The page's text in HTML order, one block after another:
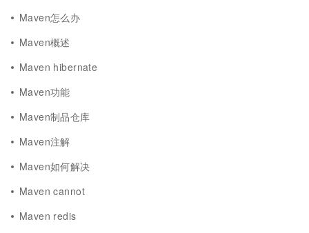
Maven怎么办
Maven概述
Maven hibernate
Maven功能
Maven制品仓库
Maven注解
Maven如何解决
Maven cannot
Maven redis